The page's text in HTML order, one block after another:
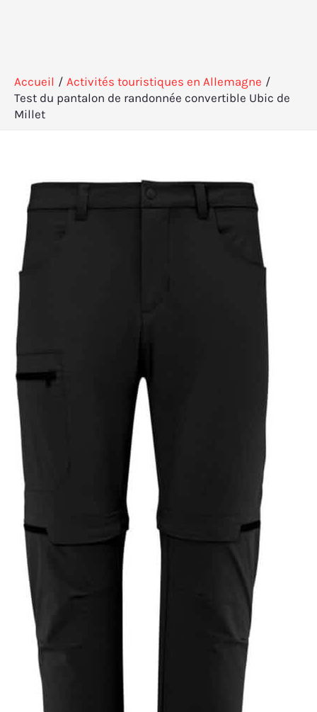
Accueil
Activités touristiques en Allemagne
Test du pantalon de randonnée convertible Ubic de
Millet